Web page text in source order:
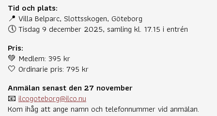
Tid och plats:
📍 Villa Belparc, Slottsskogen, Göteborg
🕔 Tisdag 9 december 2025, samling kl. 17.15 i entrén
Pris:
💚 Medlem: 395 kr
🤍 Ordinarie pris: 795 kr
Anmälan senast den 27 november
📧 ilcogoteborg@ilco.nu
Kom ihåg att ange namn och telefonnummer vid anmälan.